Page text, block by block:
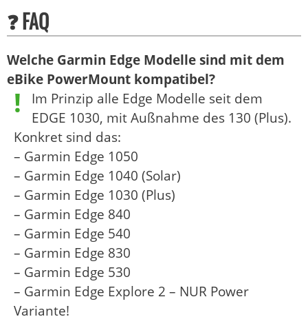
❓ FAQ
Welche Garmin Edge Modelle sind mit dem
eBike PowerMount kompatibel?
Im Prinzip alle Edge Modelle seit dem
EDGE 1030, mit Außnahme des 130 (Plus).
Konkret sind das:
– Garmin Edge 1050
– Garmin Edge 1040 (Solar)
– Garmin Edge 1030 (Plus)
– Garmin Edge 840
– Garmin Edge 540
– Garmin Edge 830
– Garmin Edge 530
– Garmin Edge Explore 2 – NUR Power
Variante!